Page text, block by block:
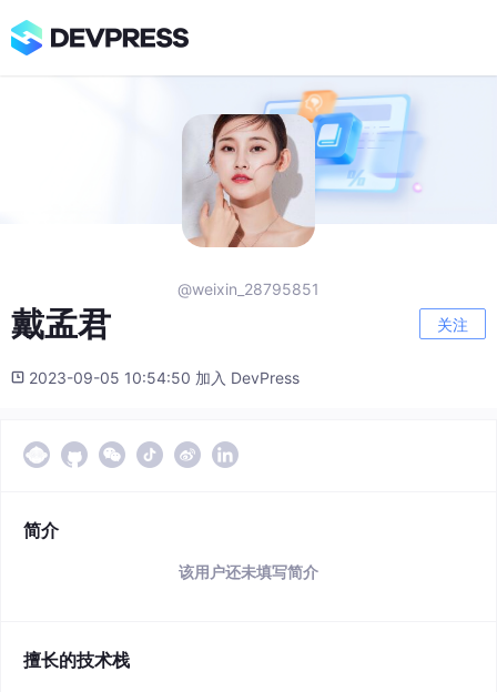
@weixin_28795851
戴孟君 关注
2023-09-05 10:54:50 加入 DevPress
简介
该用户还未填写简介
擅长的技术栈